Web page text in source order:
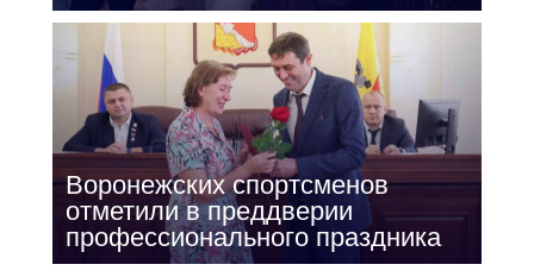
Воронежских спортсменов
отметили в преддверии
профессионального праздника